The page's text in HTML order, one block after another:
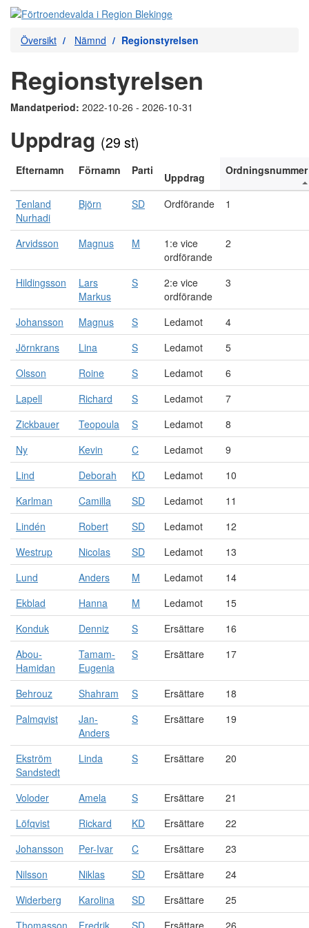
Översikt Nämnd Regionstyrelsen
Regionstyrelsen
Mandatperiod: 2022-10-26 - 2026-10-31
Uppdrag (29 st)
Efternamn Förnamn Parti
Uppdrag
Ordningsnummer
Tenland
Nurhadi
Björn SD Ordförande 1
Arvidsson Magnus M
1:e vice
ordförande
2
Hildingsson
Lars
Markus
S
2:e vice
ordförande
3
Johansson Magnus S Ledamot
4
Jörnkrans
Lina S Ledamot
5
Olsson
Roine S Ledamot
6
Lapell
Richard S Ledamot
7
Zickbauer
Teopoula S Ledamot
8
Ny
Kevin C Ledamot
9
Lind
Deborah KD Ledamot
10
Karlman
Camilla SD Ledamot
11
Lindén
Robert SD Ledamot
12
Westrup
Nicolas SD Ledamot
13
Lund
Anders M Ledamot
14
Ekblad
Hanna M Ledamot
15
Konduk
Denniz S Ersättare
16
Abou-
Hamidan
Tamam-
Eugenia
S Ersättare 17
Behrouz Shahram S Ersättare
18
Palmqvist
Jan-
Anders
S Ersättare 19
Ekström
Sandstedt
Linda S Ersättare 20
Voloder Amela S Ersättare
21
Löfqvist
Rickard KD Ersättare
22
Johansson
Per-Ivar C Ersättare
23
Nilsson
Niklas SD Ersättare
24
Widerberg
Karolina SD Ersättare
25
Thomasson
Fredrik SD Ersättare 26